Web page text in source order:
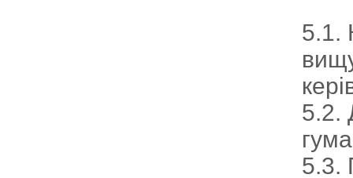
5.1.
5.2.
5.3.